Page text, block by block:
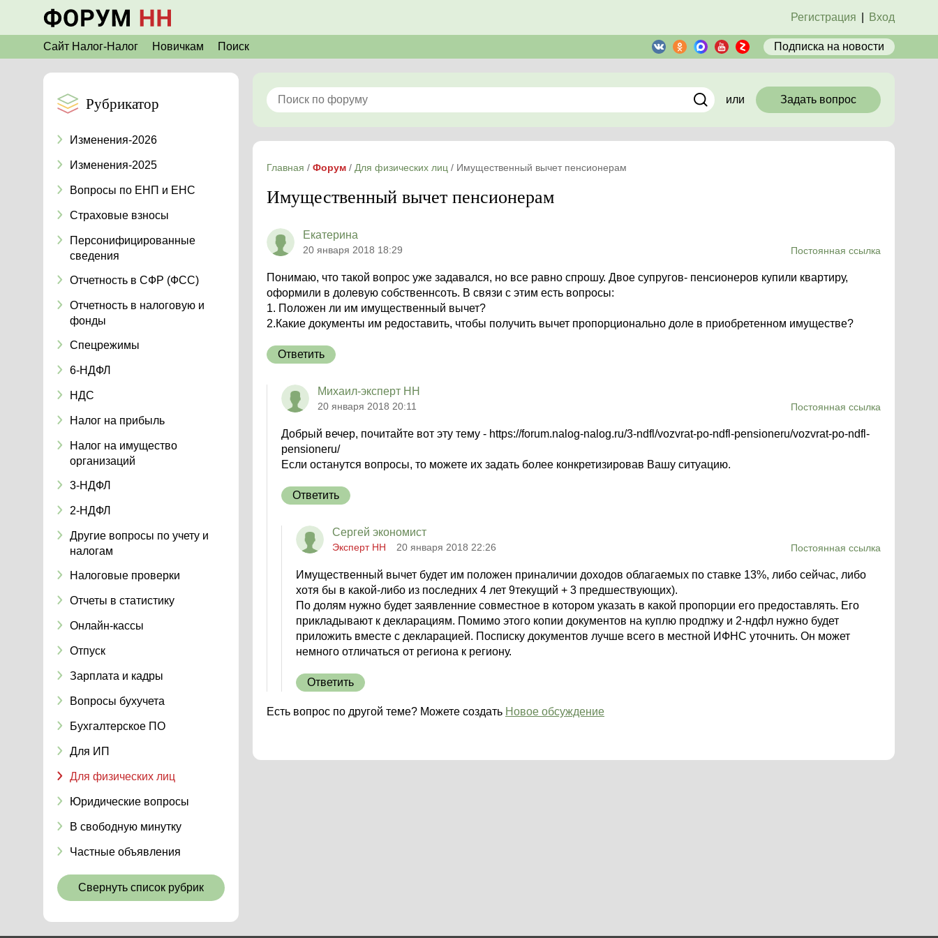
Регистрация Вход
Сайт Налог-Налог Новичкам Поиск Подписка на новости
Рубрикатор
Изменения-2026
Изменения-2025
Вопросы по ЕНП и ЕНС
Страховые взносы
Персонифицированные
сведения
Отчетность в СФР (ФСС)
Отчетность в налоговую и
фонды
Спецрежимы
6-НДФЛ
НДС
Налог на прибыль
Налог на имущество
организаций
3-НДФЛ
2-НДФЛ
Другие вопросы по учету и
налогам
Налоговые проверки
Отчеты в статистику
Онлайн-кассы
Отпуск
Зарплата и кадры
Вопросы бухучета
Бухгалтерское ПО
Для ИП
Для физических лиц
Юридические вопросы
В свободную минутку
Частные объявления
Свернуть список рубрик
или Задать вопрос
Главная / Форум / Для физических лиц / Имущественный вычет пенсионерам
Имущественный вычет пенсионерам
Екатерина
20 января 2018 18:29 Постоянная ссылка
Понимаю, что такой вопрос уже задавался, но все равно спрошу. Двое супругов- пенсионеров купили квартиру,
оформили в долевую собственнсоть. В связи с этим есть вопросы:
1. Положен ли им имущественный вычет?
2.Какие документы им редоставить, чтобы получить вычет пропорционально доле в приобретенном имуществе?
Ответить
Михаил-эксперт НН
20 января 2018 20:11 Постоянная ссылка
Добрый вечер, почитайте вот эту тему - https://forum.nalog-nalog.ru/3-ndfl/vozvrat-po-ndfl-pensioneru/vozvrat-po-ndfl-
pensioneru/
Если останутся вопросы, то можете их задать более конкретизировав Вашу ситуацию.
Ответить
Сергей экономист
Эксперт НН 20 января 2018 22:26 Постоянная ссылка
Имущественный вычет будет им положен приналичии доходов облагаемых по ставке 13%, либо сейчас, либо
хотя бы в какой-либо из последних 4 лет 9текущий + 3 предшествующих).
По долям нужно будет заявленние совместное в котором указать в какой пропорции его предоставлять. Его
прикладывают к декларациям. Помимо этого копии документов на куплю продпжу и 2-ндфл нужно будет
приложить вместе с декларацией. Посписку документов лучше всего в местной ИФНС уточнить. Он может
немного отличаться от региона к региону.
Ответить
Есть вопрос по другой теме? Можете создать Новое обсуждение